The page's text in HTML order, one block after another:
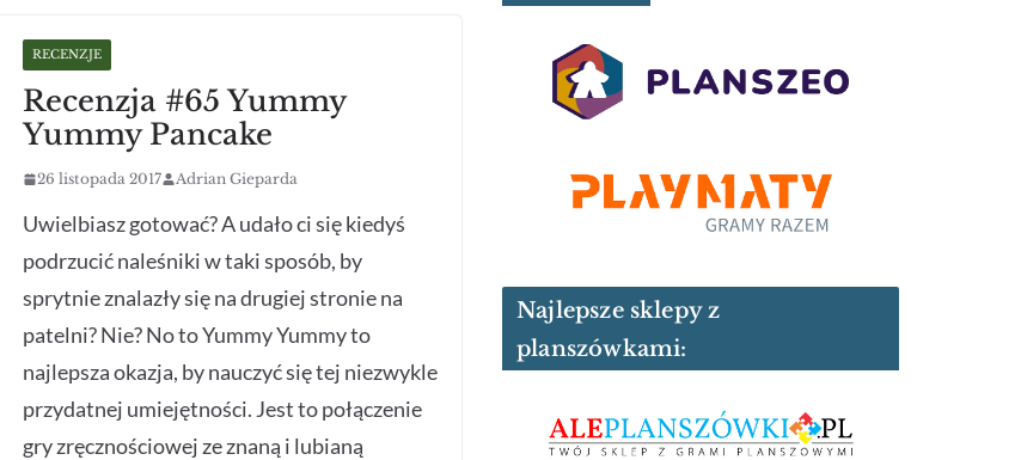
RECENZJE
Recenzja #65 Yummy
Yummy Pancake
26 listopada 2017 Adrian Gieparda
Uwielbiasz gotować? A udało ci się kiedyś
podrzucić naleśniki w taki sposób, by
sprytnie znalazły się na drugiej stronie na
patelni? Nie? No to Yummy Yummy to
najlepsza okazja, by nauczyć się tej niezwykle
przydatnej umiejętności. Jest to połączenie
gry zręcznościowej ze znaną i lubianą
Najlepsze sklepy z
planszówkami: